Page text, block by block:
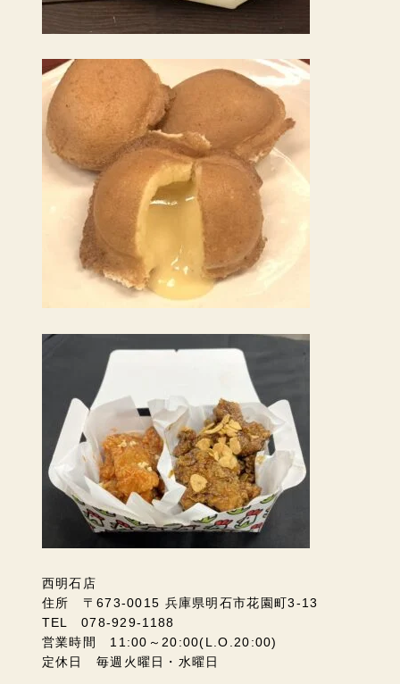
西明石店
住所 〒673-0015 兵庫県明石市花園町3-13
TEL 078-929-1188
営業時間 11:00～20:00(L.O.20:00)
定休日 毎週火曜日・水曜日